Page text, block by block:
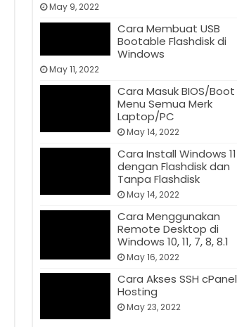
May 9, 2022
Cara Membuat USB
Bootable Flashdisk di
Windows
May 11, 2022
Cara Masuk BIOS/Boot
Menu Semua Merk
Laptop/PC
May 14, 2022
Cara Install Windows 11
dengan Flashdisk dan
Tanpa Flashdisk
May 14, 2022
Cara Menggunakan
Remote Desktop di
Windows 10, 11, 7, 8, 8.1
May 16, 2022
Cara Akses SSH cPanel
Hosting
May 23, 2022